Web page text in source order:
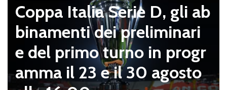
Coppa Italia Serie D, gli ab
binamenti dei preliminari
e del primo turno in progr
amma il 23 e il 30 agosto